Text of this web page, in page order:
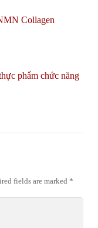
Collagen
phẩm chức năng
fields are marked *